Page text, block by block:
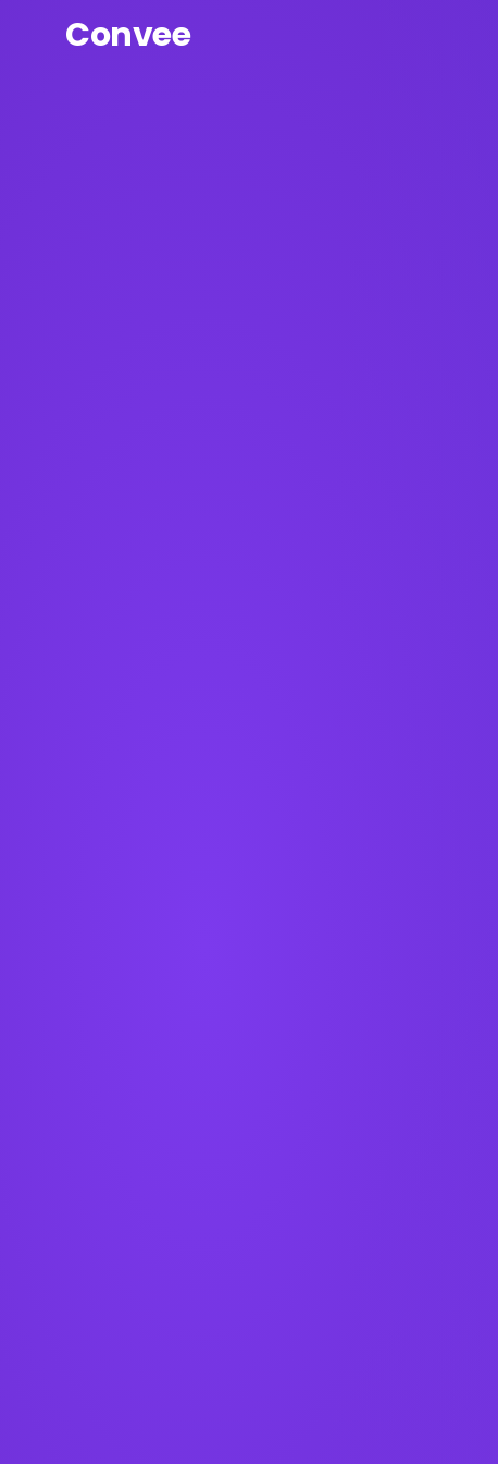
Convee